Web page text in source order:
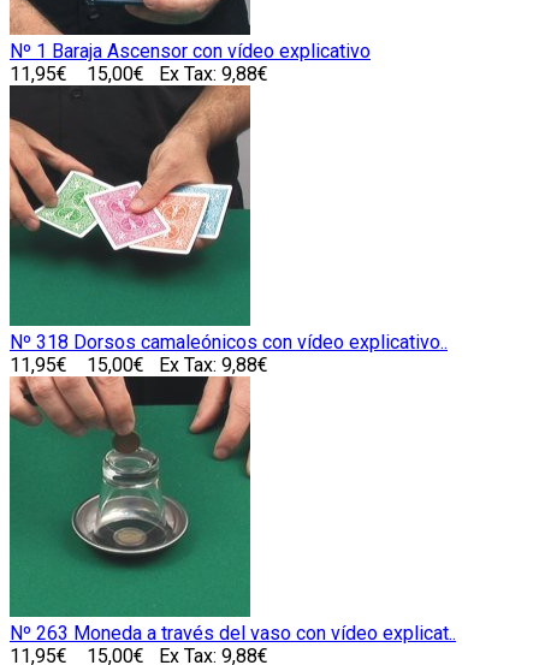
Nº 1 Baraja Ascensor con vídeo explicativo
11,95€
15,00€ Ex Tax: 9,88€
Nº 318 Dorsos camaleónicos con vídeo explicativo..
11,95€
15,00€ Ex Tax: 9,88€
Nº 263 Moneda a través del vaso con vídeo explicat..
11,95€
15,00€ Ex Tax: 9,88€